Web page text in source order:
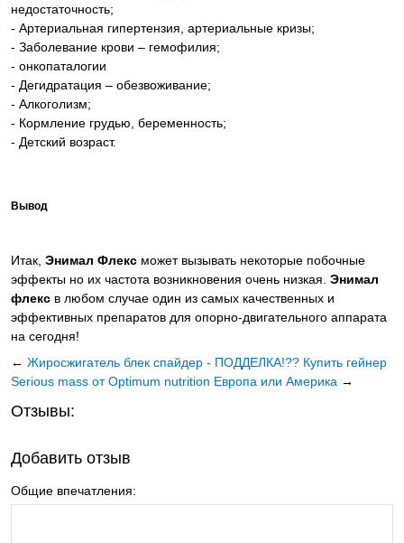
недостаточность;
- Артериальная гипертензия, артериальные кризы;
- Заболевание крови – гемофилия;
- онкопаталогии
- Дегидратация – обезвоживание;
- Алкоголизм;
- Кормление грудью, беременность;
- Детский возраст.
Вывод
Итак, Энимал Флекс может вызывать некоторые побочные
эффекты но их частота возникновения очень низкая. Энимал
флекс в любом случае один из самых качественных и
эффективных препаратов для опорно-двигательного аппарата
на сегодня!
← Жиросжигатель блек спайдер - ПОДДЕЛКА!?? Купить гейнер
Serious mass от Optimum nutrition Европа или Америка →
Отзывы:
Добавить отзыв
Общие впечатления: